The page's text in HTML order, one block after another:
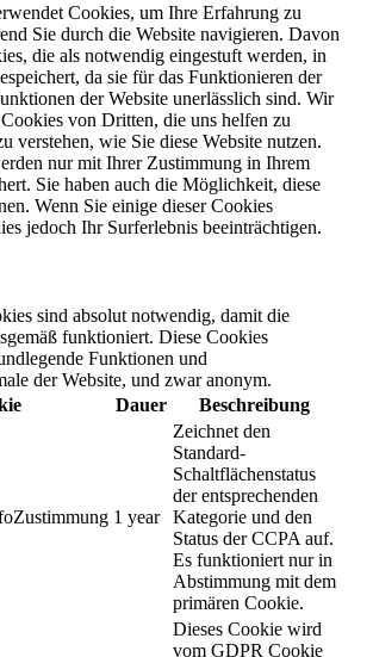
Cookies, um Ihre Erfahrung zu
Sie durch die Website navigieren. Davon
die als notwendig eingestuft werden, in
da sie für das Funktionieren der
der Website unerlässlich sind. Wir
von Dritten, die uns helfen zu
verstehen, wie Sie diese Website nutzen.
nur mit Ihrer Zustimmung in Ihrem
Sie haben auch die Möglichkeit, diese
Wenn Sie einige dieser Cookies
jedoch Ihr Surferlebnis beeinträchtigen.
sind absolut notwendig, damit die
funktioniert. Diese Cookies
Funktionen und
der Website, und zwar anonym.
Dauer Beschreibung
1 year
Zeichnet den
Standard-
Schaltflächenstatus
der entsprechenden
Kategorie und den
Status der CCPA auf.
Es funktioniert nur in
Abstimmung mit dem
primären Cookie.
Dieses Cookie wird
vom GDPR Cookie